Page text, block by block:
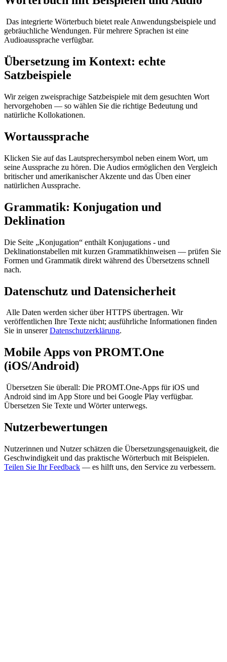
Das integrierte Wörterbuch bietet reale Anwendungsbeispiele und
gebräuchliche Wendungen. Für mehrere Sprachen ist eine
Audioaussprache verfügbar.
Übersetzung im Kontext: echte
Satzbeispiele
Wir zeigen zweisprachige Satzbeispiele mit dem gesuchten Wort
hervorgehoben — so wählen Sie die richtige Bedeutung und
natürliche Kollokationen.
Wortaussprache
Klicken Sie auf das Lautsprechersymbol neben einem Wort, um
seine Aussprache zu hören. Die Audios ermöglichen den Vergleich
britischer und amerikanischer Akzente und das Üben einer
natürlichen Aussprache.
Grammatik: Konjugation und
Deklination
Die Seite „Konjugation“ enthält Konjugations - und
Deklinationstabellen mit kurzen Grammatikhinweisen — prüfen Sie
Formen und Grammatik direkt während des Übersetzens schnell
nach.
Datenschutz und Datensicherheit
Alle Daten werden sicher über HTTPS übertragen. Wir
veröffentlichen Ihre Texte nicht; ausführliche Informationen finden
Sie in unsererDatenschutzerklärung.
Mobile Apps von PROMT.One
(iOS/Android)
Übersetzen Sie überall: Die PROMT.One-Apps für iOS und
Android sind im App Store und bei Google Play verfügbar.
Übersetzen Sie Texte und Wörter unterwegs.
Nutzerbewertungen
Nutzerinnen und Nutzer schätzen die Übersetzungsgenauigkeit, die
Geschwindigkeit und das praktische Wörterbuch mit Beispielen.
Teilen Sie Ihr Feedback — es hilft uns, den Service zu verbessern.